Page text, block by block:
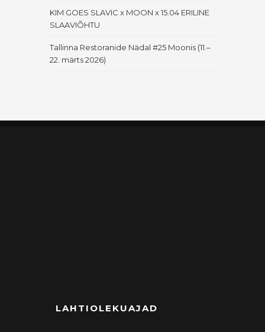
KIM GOES SLAVIC x MOON x 15.04 ERILINE
SLAAVIÕHTU
Tallinna Restoranide Nädal #25 Moonis (11.–
22. märts 2026)
LAHTIOLEKUAJAD